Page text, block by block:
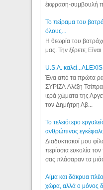
έκφραση-συμβουλή
Το πείραμα του
όλους...
Η θεωρία του
μας. Την ξέρετε;
U.S.A.
Ένα από τα πρώτα
ΣΥΡΙΖΑ Αλέξη
ιερά χώματα της
τον Δημήτρη Αβ...
Το τελειότερο
ανθρώπινος
Διαδυκτιακοί μου
περίσσια ευκολία
σας πλάσαραν τα
Αίμα και δάκρυα
χώρα, αλλά ο μόνος